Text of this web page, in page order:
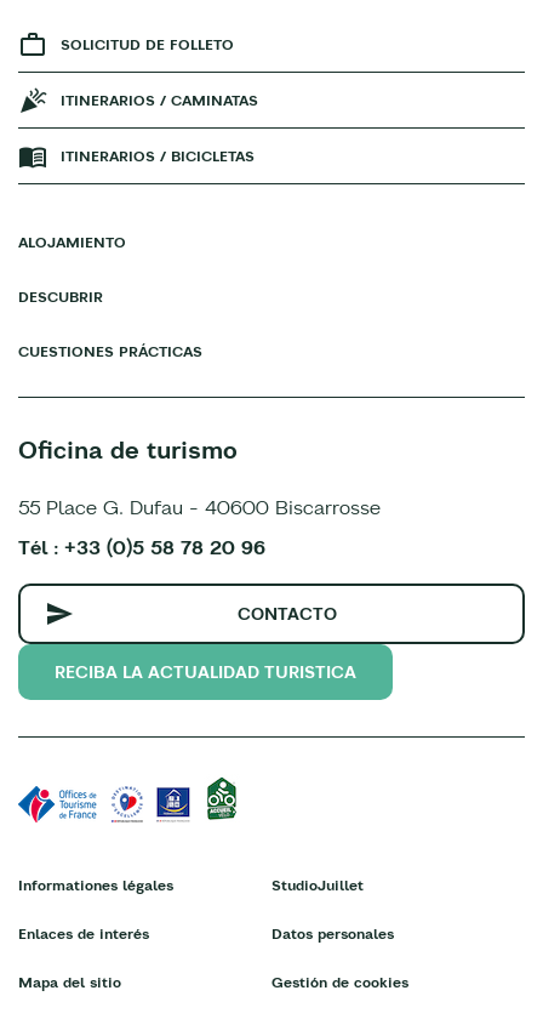
SOLICITUD DE FOLLETO
ITINERARIOS / CAMINATAS
ITINERARIOS / BICICLETAS
ALOJAMIENTO
DESCUBRIR
CUESTIONES PRÁCTICAS
Oficina de turismo
55 Place G. Dufau - 40600 Biscarrosse
Tél : +33 (0)5 58 78 20 96
CONTACTO
RECIBA LA ACTUALIDAD TURISTICA
Informationes légales
Enlaces de interés
Mapa del sitio
StudioJuillet
Datos personales
Gestión de cookies